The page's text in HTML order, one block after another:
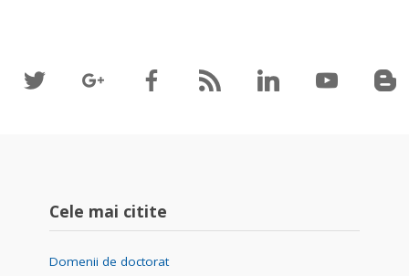
Cele mai citite
Domenii de doctorat